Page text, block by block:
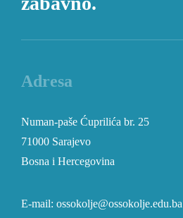
Adresa
Numan-paše Ćuprilića br. 25
71000 Sarajevo
Bosna i Hercegovina
E-mail: ossokolje@ossokolje.edu.ba